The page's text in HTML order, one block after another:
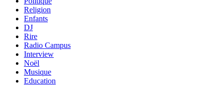
Religion
Enfants
DJ
Rire
Radio Campus
Interview
Noël
Musique
Education